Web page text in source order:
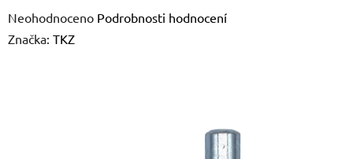
Průměrné
hodnocení
Neohodnoceno Podrobnosti hodnocení
Značka: TKZ